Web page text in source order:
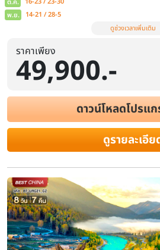
ราคาเพียง
49,900.-
ดาวน์โหลดโปรแ
ดูรายละเอีย